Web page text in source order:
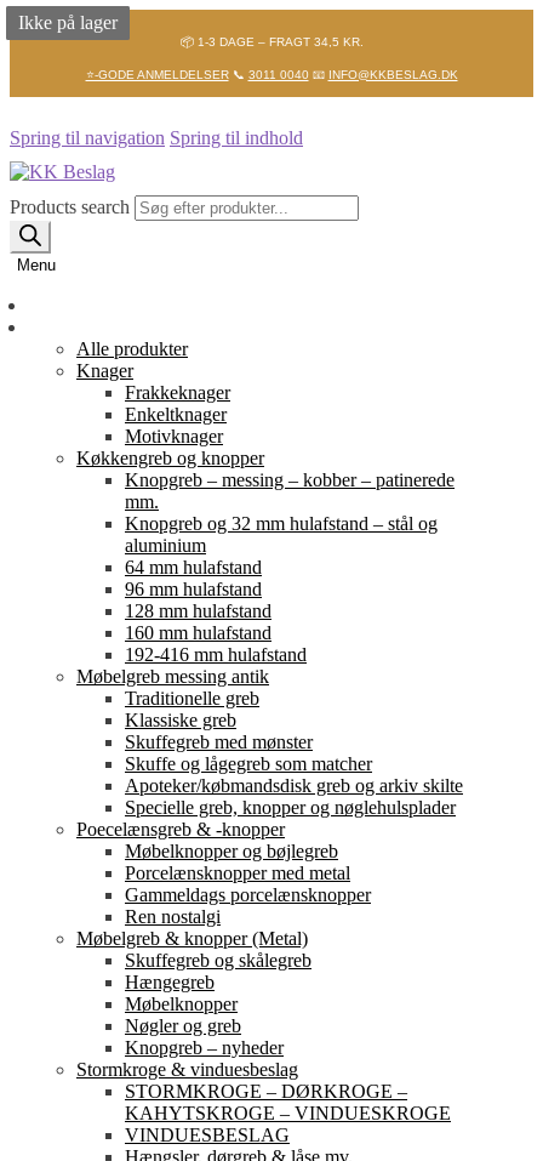
📦 1-3 DAGE – FRAGT 34,5 KR.
⭐-GODE ANMELDELSER📞 3011 0040📧 INFO@KKBESLAG.DK
Spring til navigation Spring til indhold
Products search
Menu
Alle produkter
Knager
Frakkeknager
Enkeltknager
Motivknager
Køkkengreb og knopper
Knopgreb – messing – kobber – patinerede
mm.
Knopgreb og 32 mm hulafstand – stål og
aluminium
64 mm hulafstand
96 mm hulafstand
128 mm hulafstand
160 mm hulafstand
192-416 mm hulafstand
Møbelgreb messing antik
Traditionelle greb
Klassiske greb
Skuffegreb med mønster
Skuffe og lågegreb som matcher
Apoteker/købmandsdisk greb og arkiv skilte
Specielle greb, knopper og nøglehulsplader
Poecelænsgreb & -knopper
Møbelknopper og bøjlegreb
Porcelænsknopper med metal
Gammeldags porcelænsknopper
Ren nostalgi
Møbelgreb & knopper (Metal)
Skuffegreb og skålegreb
Hængegreb
Møbelknopper
Nøgler og greb
Knopgreb – nyheder
Stormkroge & vinduesbeslag
STORMKROGE – DØRKROGE –
KAHYTSKROGE – VINDUESKROGE
VINDUESBESLAG
Hængsler, dørgreb & låse mv.
Ikke på lager
Ikke på lager